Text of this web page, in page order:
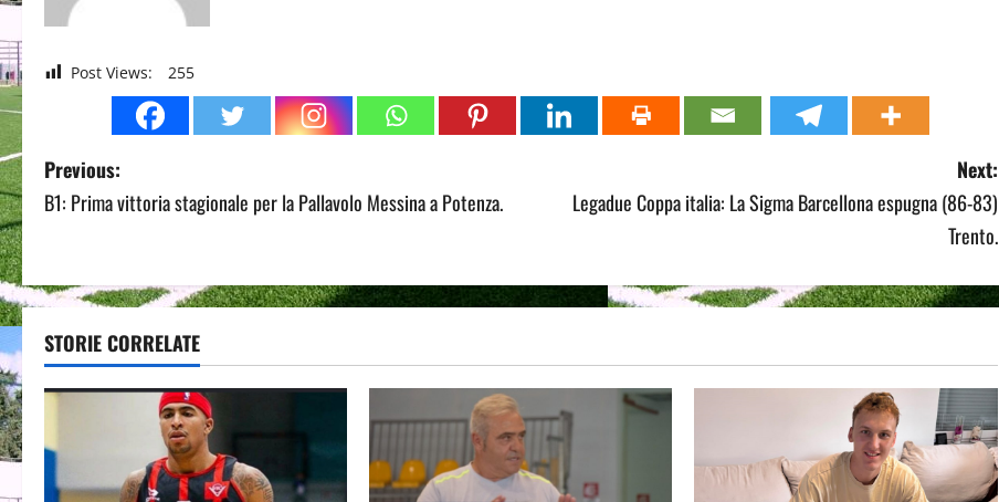
Post Views: 255
P
o
t
n
a
v
Previous:
B1: Prima vittoria stagionale per la Pallavolo Messina a Potenza.
Next:
Legadue Coppa italia: La Sigma Barcellona espugna (86-83)
Trento.
STORIE CORRELATE